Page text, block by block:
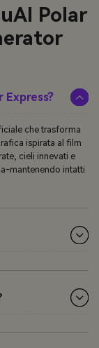
AI Polar
che trasforma
ispirata al film
cieli innevati e
mantenendo intatti